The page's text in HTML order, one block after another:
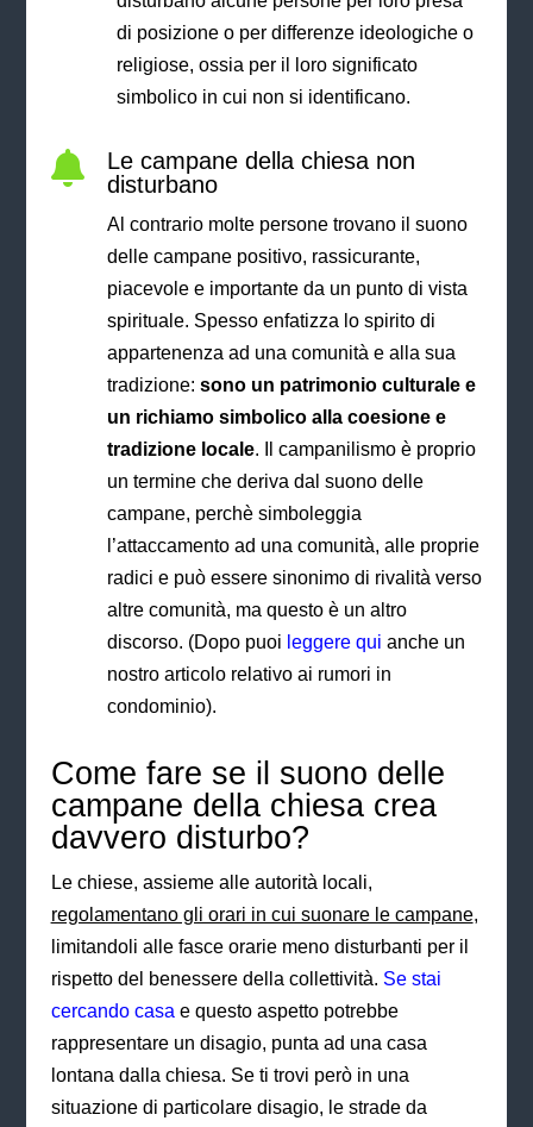
di posizione o per differenze ideologiche o
religiose, ossia per il loro significato
simbolico in cui non si identificano.

Le campane della chiesa non
disturbano
Al contrario molte persone trovano il suono
delle campane positivo, rassicurante,
piacevole e importante da un punto di vista
spirituale. Spesso enfatizza lo spirito di
appartenenza ad una comunità e alla sua
tradizione: sono un patrimonio culturale e
un richiamo simbolico alla coesione e
tradizione locale. Il campanilismo è proprio
un termine che deriva dal suono delle
campane, perchè simboleggia
l’attaccamento ad una comunità, alle proprie
radici e può essere sinonimo di rivalità verso
altre comunità, ma questo è un altro
discorso. (Dopo puoi leggere qui anche un
nostro articolo relativo ai rumori in
condominio).
Come fare se il suono delle
campane della chiesa crea
davvero disturbo?
Le chiese, assieme alle autorità locali,
regolamentano gli orari in cui suonare le campane,
limitandoli alle fasce orarie meno disturbanti per il
rispetto del benessere della collettività. Se stai
cercando casa e questo aspetto potrebbe
rappresentare un disagio, punta ad una casa
lontana dalla chiesa. Se ti trovi però in una
situazione di particolare disagio, le strade da